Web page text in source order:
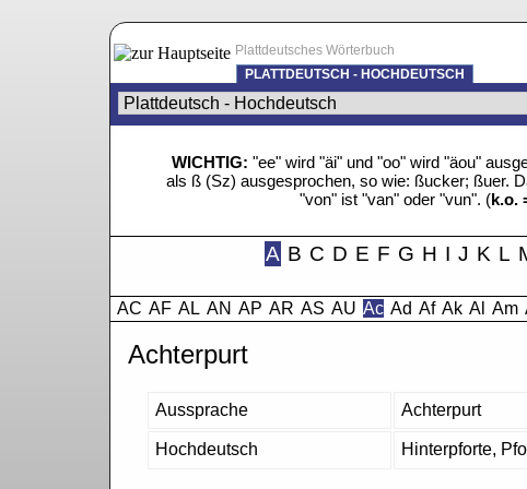
Plattdeutsches Wörterbuch
PLATTDEUTSCH - HOCHDEUTSCH
WICHTIG: "ee" wird "äi" und "oo" wird "äou"
als ß (Sz) ausgesprochen, so wie: ßucker; ßuer.
"von" ist "van" oder "vun". (k.o.
A B C D E F G H I J K L
AC AF AL AN AP AR AS AU Ac Ad Af Ak Al Am
Achterpurt
Aussprache Achterpurt
Hochdeutsch Hinterpforte,